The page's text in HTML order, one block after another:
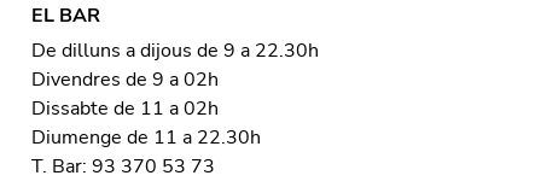
EL BAR
De dilluns a dijous de 9 a 22.30h
Divendres de 9 a 02h
Dissabte de 11 a 02h
Diumenge de 11 a 22.30h
T. Bar: 93 370 53 73